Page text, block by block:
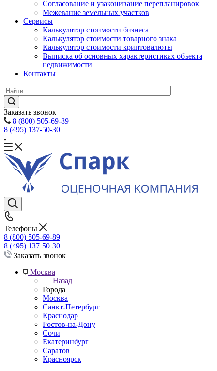
Согласование и узаконивание перепланировок
Межевание земельных участков
Сервисы
Калькулятор стоимости бизнеса
Калькулятор стоимости товарного знака
Калькулятор стоимости криптовалюты
Выписка об основных характеристиках объекта
недвижимости
Контакты
Заказать звонок
8 (800) 505-69-89
8 (495) 137-50-30
Телефоны
8 (800) 505-69-89
8 (495) 137-50-30
Заказать звонок
Москва
Назад
Города
Москва
Санкт-Петербург
Краснодар
Ростов-на-Дону
Сочи
Екатеринбург
Саратов
Красноярск